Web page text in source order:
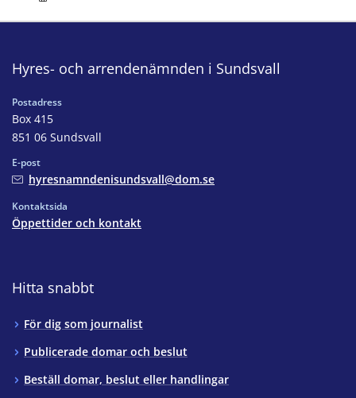
Hyres- och arrendenämnden i Sundsvall
Postadress
Box 415
851 06 Sundsvall
E-post
hyresnamndenisundsvall@dom.se
Kontaktsida
Öppettider och kontakt
Hitta snabbt
För dig som journalist
Publicerade domar och beslut
Beställ domar, beslut eller handlingar